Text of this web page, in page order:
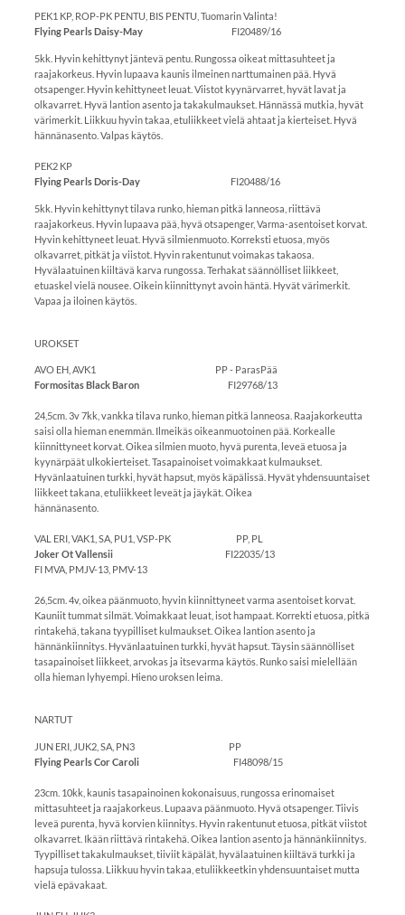
PEK1 KP, ROP-PK PENTU, BIS PENTU, Tuomarin Valinta!
Flying Pearls Daisy-MayFI20489/16
5kk. Hyvin kehittynyt jäntevä pentu. Rungossa oikeat mittasuhteet ja
raajakorkeus. Hyvin lupaava kaunis ilmeinen narttumainen pää. Hyvä
otsapenger. Hyvin kehittyneet leuat. Viistot kyynärvarret, hyvät lavat ja
olkavarret. Hyvä lantion asento ja takakulmaukset. Hännässä mutkia, hyvät
värimerkit. Liikkuu hyvin takaa, etuliikkeet vielä ahtaat ja kierteiset. Hyvä
hännänasento. Valpas käytös.
PEK2 KP
Flying Pearls Doris-DayFI20488/16
5kk. Hyvin kehittynyt tilava runko, hieman pitkä lanneosa, riittävä
raajakorkeus. Hyvin lupaava pää, hyvä otsapenger, Varma-asentoiset korvat.
Hyvin kehittyneet leuat. Hyvä silmienmuoto. Korreksti etuosa, myös
olkavarret, pitkät ja viistot. Hyvin rakentunut voimakas takaosa.
Hyvälaatuinen kiiltävä karva rungossa. Terhakat säännölliset liikkeet,
etuaskel vielä nousee. Oikein kiinnittynyt avoin häntä. Hyvät värimerkit.
Vapaa ja iloinen käytös.
UROKSET
AVO EH, AVK1 PP - ParasPää
Formositas Black Baron
FI29768/13
24,5cm. 3v 7kk, vankka tilava runko, hieman pitkä lanneosa. Raajakorkeutta
saisi olla hieman enemmän. Ilmeikäs oikeanmuotoinen pää. Korkealle
kiinnittyneet korvat. Oikea silmien muoto, hyvä purenta, leveä etuosa ja
kyynärpäät ulkokierteiset. Tasapainoiset voimakkaat kulmaukset.
Hyvänlaatuinen turkki, hyvät hapsut, myös käpälissä. Hyvät yhdensuuntaiset
liikkeet takana, etuliikkeet leveät ja jäykät. Oikea
hännänasento.
VAL ERI, VAK1, SA, PU1, VSP-PK PP, PL
Joker Ot Vallensii
FI22035/13
FI MVA, PMJV-13, PMV-13
26,5cm. 4v, oikea päänmuoto, hyvin kiinnittyneet varma asentoiset korvat.
Kauniit tummat silmät. Voimakkaat leuat, isot hampaat. Korrekti etuosa, pitkä
rintakehä, takana tyypilliset kulmaukset. Oikea lantion asento ja
hännänkiinnitys. Hyvänlaatuinen turkki, hyvät hapsut. Täysin säännölliset
tasapainoiset liikkeet, arvokas ja itsevarma käytös. Runko saisi mielellään
olla hieman lyhyempi. Hieno uroksen leima.
NARTUT
JUN ERI, JUK2, SA, PN3 PP
Flying Pearls Cor Caroli
FI48098/15
23cm. 10kk, kaunis tasapainoinen kokonaisuus, rungossa erinomaiset
mittasuhteet ja raajakorkeus. Lupaava päänmuoto. Hyvä otsapenger. Tiivis
leveä purenta, hyvä korvien kiinnitys. Hyvin rakentunut etuosa, pitkät viistot
olkavarret. Ikään riittävä rintakehä. Oikea lantion asento ja hännänkiinnitys.
Tyypilliset takakulmaukset, tiiviit käpälät, hyvälaatuinen kiiltävä turkki ja
hapsuja tulossa. Liikkuu hyvin takaa, etuliikkeetkin yhdensuuntaiset mutta
vielä epävakaat.